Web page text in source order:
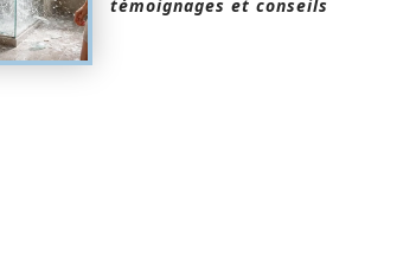
témoignages et conseils